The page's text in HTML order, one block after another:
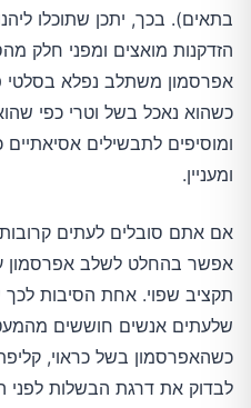
בתאים). בכך, יתכן שתוכלו
הזדקנות מואצים ומפני חלק
אפרסמון משתלב נפלא בסלטי
כשהוא נאכל בשל וטרי כפי
ומוסיפים לתבשילים
ומעניין.
אם אתם סובלים לעתים קרובות
אפשר בהחלט לשלב אפרסמון
תקציב שפוי. אחת הסיבות
שלעתים אנשים חוששים
כשהאפרסמון בשל כראוי,
לבדוק את דרגת הבשלות לפני